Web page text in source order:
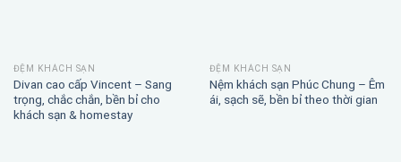
ĐỆM KHÁCH SẠN
Divan cao cấp Vincent – Sang
trọng, chắc chắn, bền bỉ cho
khách sạn & homestay
ĐỆM KHÁCH SẠN
Nệm khách sạn Phúc Chung – Êm
ái, sạch sẽ, bền bỉ theo thời gian